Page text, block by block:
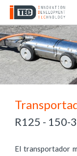
R125 - 150-
El transportador